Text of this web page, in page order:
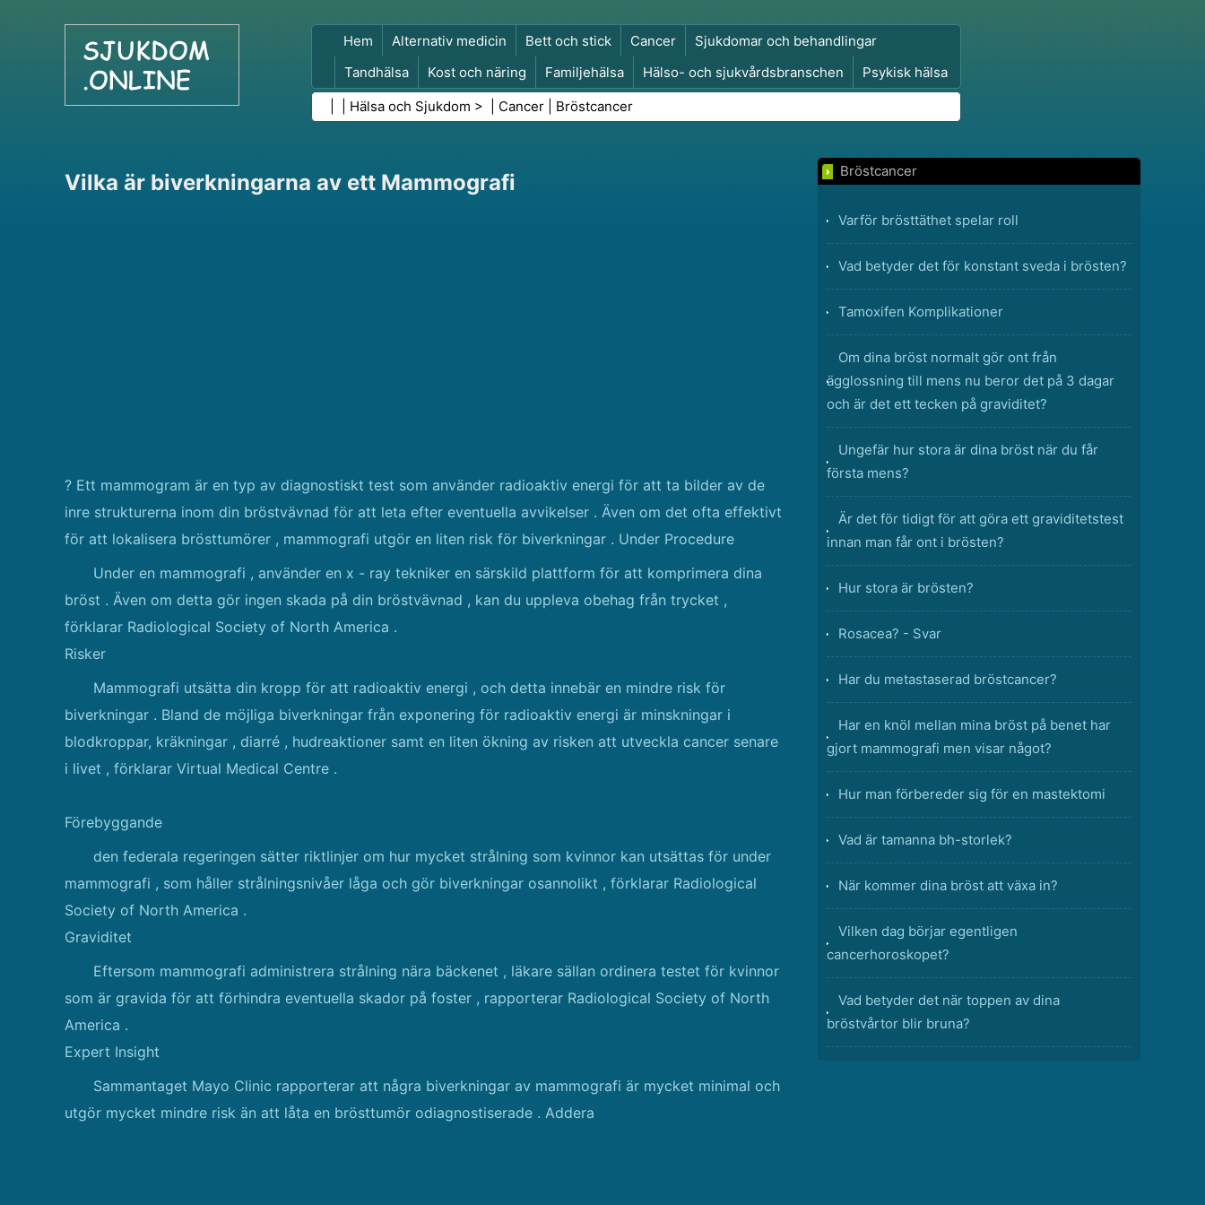
Hem Alternativ medicin Bett och stick Cancer
Sjukdomar och behandlingar
Tandhälsa
Kost och näring Familjehälsa Hälso- och sjukvårdsbranschen
Psykisk hälsa
Folkhälsa och säkerhet
Kirurgi och ingrepp
Hälsa och Sjukdom > | Cancer Bröstcancer
Vilka är biverkningarna av ett Mammografi
? Ett mammogram är en typ av diagnostiskt test som använder radioaktiv energi för att ta bilder av de
inre strukturerna inom din bröstvävnad för att leta efter eventuella avvikelser . Även om det ofta effektivt
för att lokalisera brösttumörer , mammografi utgör en liten risk för biverkningar . Under Procedure
Under en mammografi , använder en x - ray tekniker en särskild plattform för att komprimera dina
bröst . Även om detta gör ingen skada på din bröstvävnad , kan du uppleva obehag från trycket ,
förklarar Radiological Society of North America .
Risker
Mammografi utsätta din kropp för att radioaktiv energi , och detta innebär en mindre risk för
biverkningar . Bland de möjliga biverkningar från exponering för radioaktiv energi är minskningar i
blodkroppar, kräkningar , diarré , hudreaktioner samt en liten ökning av risken att utveckla cancer senare
i livet , förklarar Virtual Medical Centre .
Förebyggande
den federala regeringen sätter riktlinjer om hur mycket strålning som kvinnor kan utsättas för under
mammografi , som håller strålningsnivåer låga och gör biverkningar osannolikt , förklarar Radiological
Society of North America .
Graviditet
Eftersom mammografi administrera strålning nära bäckenet , läkare sällan ordinera testet för kvinnor
som är gravida för att förhindra eventuella skador på foster , rapporterar Radiological Society of North
America .
Expert Insight
Sammantaget Mayo Clinic rapporterar att några biverkningar av mammografi är mycket minimal och
utgör mycket mindre risk än att låta en brösttumör odiagnostiserade . Addera
Bröstcancer
Varför brösttäthet spelar roll
Vad betyder det för konstant sveda i brösten?
Tamoxifen Komplikationer
Om dina bröst normalt gör ont från
ägglossning till mens nu beror det på 3 dagar
och är det ett tecken på graviditet?
Ungefär hur stora är dina bröst när du får
första mens?
Är det för tidigt för att göra ett graviditetstest
innan man får ont i brösten?
Hur stora är brösten?
Rosacea? - Svar
Har du metastaserad bröstcancer?
Har en knöl mellan mina bröst på benet har
gjort mammografi men visar något?
Hur man förbereder sig för en mastektomi
Vad är tamanna bh-storlek?
När kommer dina bröst att växa in?
Vilken dag börjar egentligen
cancerhoroskopet?
Vad betyder det när toppen av dina
bröstvårtor blir bruna?